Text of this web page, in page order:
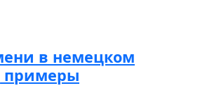
в немецком
примеры